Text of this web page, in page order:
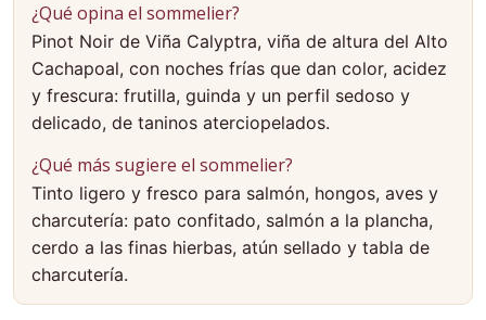
¿Qué opina el sommelier?
Pinot Noir de Viña Calyptra, viña de altura del Alto
Cachapoal, con noches frías que dan color, acidez
y frescura: frutilla, guinda y un perfil sedoso y
delicado, de taninos aterciopelados.
¿Qué más sugiere el sommelier?
Tinto ligero y fresco para salmón, hongos, aves y
charcutería: pato confitado, salmón a la plancha,
cerdo a las finas hierbas, atún sellado y tabla de
charcutería.